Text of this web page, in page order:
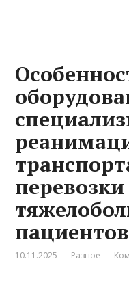
перевозки
пациентов
10.11.2025 Разное